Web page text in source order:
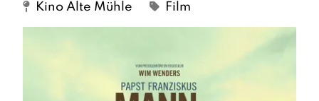
Kino Alte Mühle
Film